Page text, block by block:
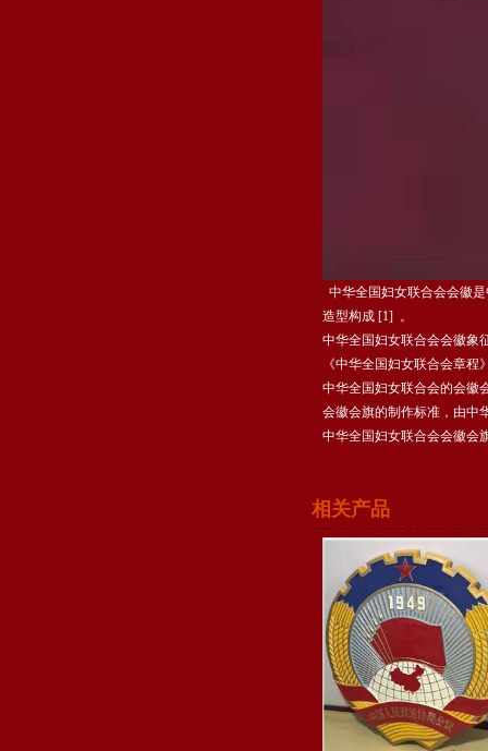
中华全国妇女联合会会徽
造型构成 [1] 。
中华全国妇女联合会会徽象
《中华全国妇女联合会章程
中华全国妇女联合会的会徽
会徽会旗的制作标准，由中
中华全国妇女联合会会徽会
相关产品